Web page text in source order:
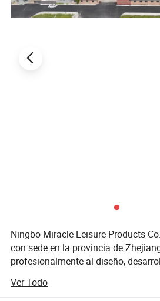
Invierta en nuestra silla plegable de
y mejore su experiencia al aire libre. Con
juego. No te pierdas la oportunidad de
para exteriores. ¡haga su pedido ahora y
Ningbo Miracle Leisure Products
con sede en la provincia de
profesionalmente al diseño,
productos. Desde su creación,
Ver Todo